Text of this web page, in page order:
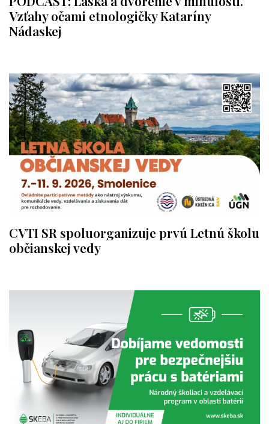
Vzťahy očami etnologičky Kataríny
Nádaskej
CVTI SR spoluorganizuje prvú Letnú školu
občianskej vedy